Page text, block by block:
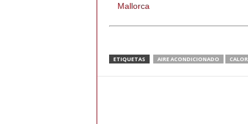
Mallorca
ETIQUETAS AIRE ACONDICIONADO CALOR